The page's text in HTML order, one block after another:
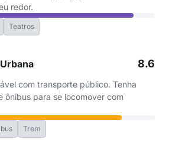
redor.
Teatros
8.6
com transporte público. Tenha
ônibus para se locomover com
Trem